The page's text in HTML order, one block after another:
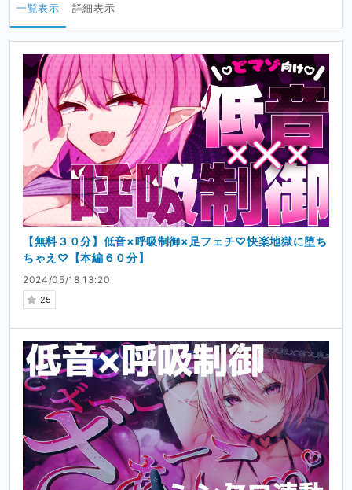
一覧表示 詳細表示
2024/05/18 13:20
25
【無料３０分】低音×呼吸制御×足フェチ♡快楽地獄に堕ち
ちゃえ♡【本編６０分】